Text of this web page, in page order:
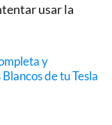
usar la
y
de tu Tesla